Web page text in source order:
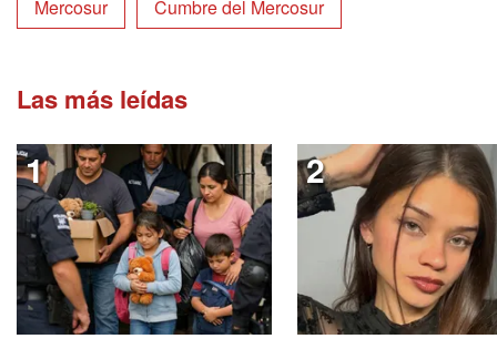
Mercosur Cumbre del Mercosur
Las más leídas